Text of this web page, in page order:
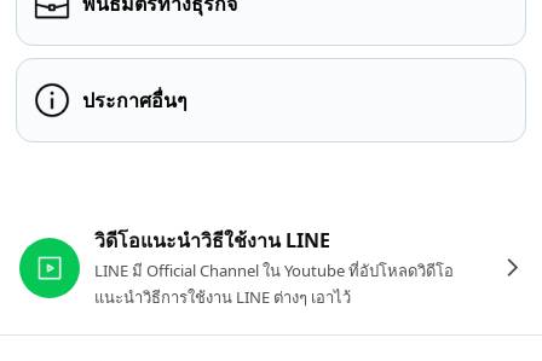
ประกาศอื่นๆ
วิดีโอแนะนำวิธีใช้งาน LINE
LINE มี Official Channel ใน Youtube ที่อัปโหลดวิดีโอ
แนะนำวิธีการใช้งาน LINE ต่างๆ เอาไว้